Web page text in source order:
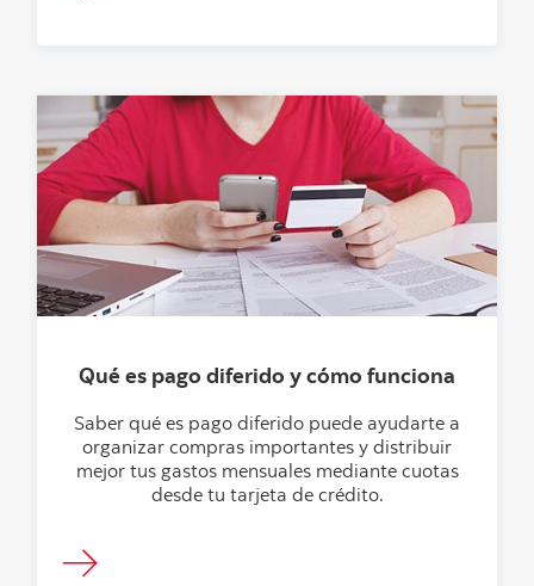
Qué es pago diferido y cómo funciona
Saber qué es pago diferido puede ayudarte a
organizar compras importantes y distribuir
mejor tus gastos mensuales mediante cuotas
desde tu tarjeta de crédito.